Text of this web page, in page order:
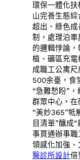
環保一體化
山完善生態
超出、綠色
制，處理泊
的邏輯悖論
植、礦區充
成職工公寓
500余臺，食
“急難愁盼”
群眾中心，在
“美妙365”牴
目清單”釀成
事買通辦事職
領感化加強
醫診所設計倍